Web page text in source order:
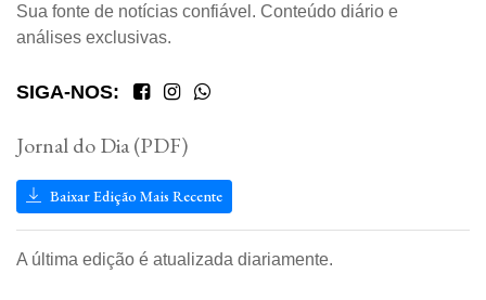
Sua fonte de notícias confiável. Conteúdo diário e
análises exclusivas.
SIGA-NOS:
Jornal do Dia (PDF)
Baixar Edição Mais Recente
A última edição é atualizada diariamente.